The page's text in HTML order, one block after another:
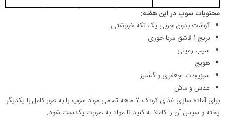
محتویات سوپ در این هفته:
گوشت بدون چربی یک تکه خورشتی
برنج 1 قاشق مربا خوری
سیب زمینی
هویج
سبزیجات: جعفری و گشنیز
عدس و ماش
برای آماده سازی غذای کودک 7 ماهه تمامی مواد سوپ را به طور کامل با یکدیگر
پخته و سپس آن را کاملا له کنید تا مواد به صورت یکدست شود.